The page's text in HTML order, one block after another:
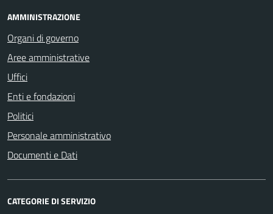
AMMINISTRAZIONE
Organi di governo
Aree amministrative
Uffici
Enti e fondazioni
Politici
Personale amministrativo
Documenti e Dati
CATEGORIE DI SERVIZIO